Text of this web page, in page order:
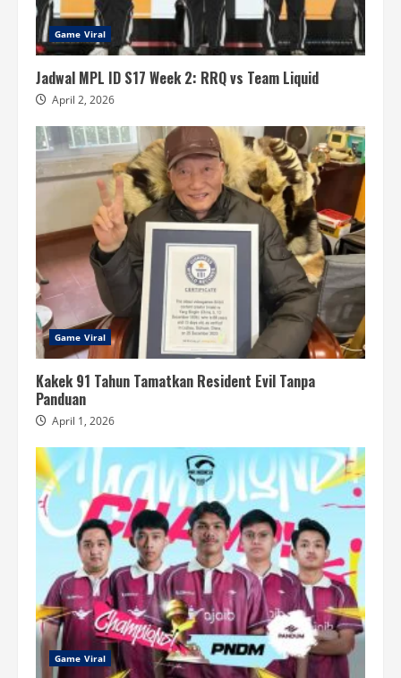
Game Viral
Jadwal MPL ID S17 Week 2: RRQ vs Team Liquid
April 2, 2026
Game Viral
Kakek 91 Tahun Tamatkan Resident Evil Tanpa
Panduan
April 1, 2026
Game Viral